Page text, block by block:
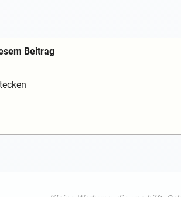
Beitrag